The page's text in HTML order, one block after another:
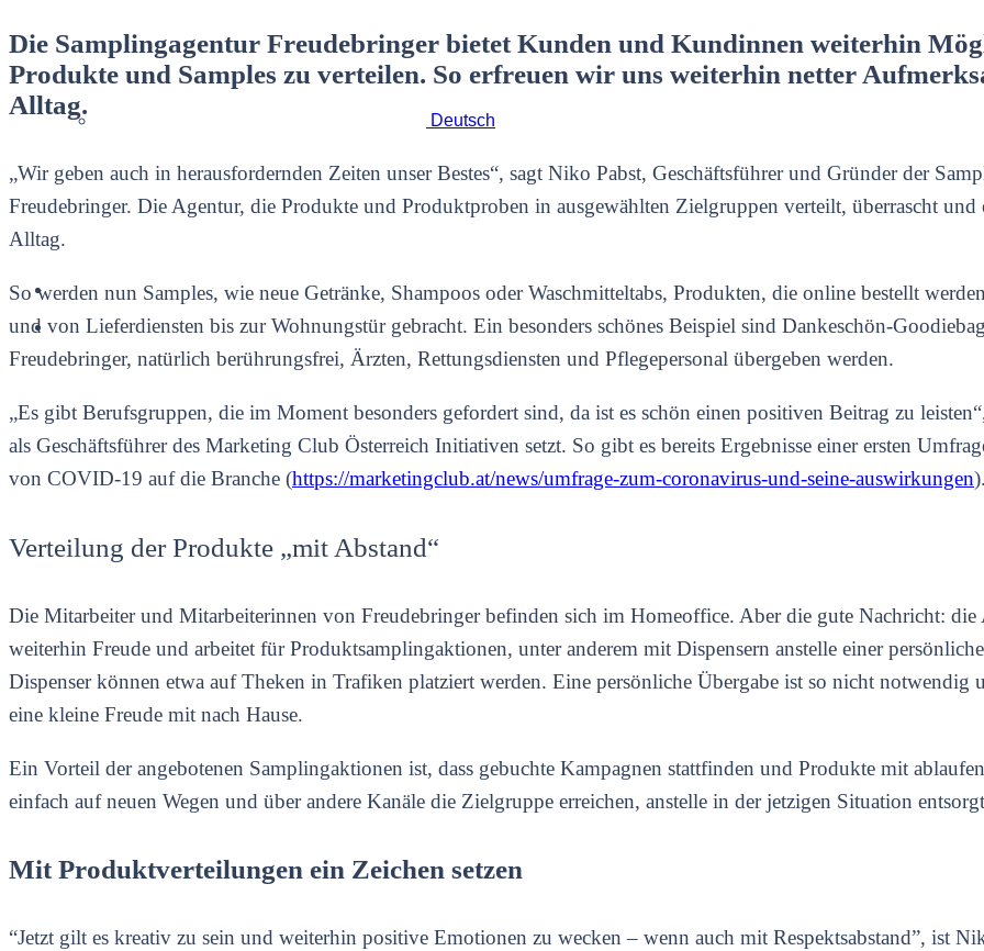
Deutsch
Die Samplingagentur Freudebringer bietet Kunden und Kundinnen weiterhin
Produkte und Samples zu verteilen. So erfreuen wir uns weiterhin netter
Alltag.
„Wir geben auch in herausfordernden Zeiten unser Bestes“, sagt Niko Pabst, Geschäftsführer und Gründer der
Freudebringer. Die Agentur, die Produkte und Produktproben in ausgewählten Zielgruppen verteilt, überrascht
Alltag.
So werden nun Samples, wie neue Getränke, Shampoos oder Waschmitteltabs, Produkten, die online bestellt
und von Lieferdiensten bis zur Wohnungstür gebracht. Ein besonders schönes Beispiel sind Dankeschön-
Freudebringer, natürlich berührungsfrei, Ärzten, Rettungsdiensten und Pflegepersonal übergeben werden.
„Es gibt Berufsgruppen, die im Moment besonders gefordert sind, da ist es schön einen positiven Beitrag zu
als Geschäftsführer des Marketing Club Österreich Initiativen setzt. So gibt es bereits Ergebnisse einer ersten
von COVID-19 auf die Branche (https://marketingclub.at/news/umfrage-zum-coronavirus-und-seine-auswirkungen
Verteilung der Produkte „mit Abstand“
Die Mitarbeiter und Mitarbeiterinnen von Freudebringer befinden sich im Homeoffice. Aber die gute Nachricht:
weiterhin Freude und arbeitet für Produktsamplingaktionen, unter anderem mit Dispensern anstelle einer
Dispenser können etwa auf Theken in Trafiken platziert werden. Eine persönliche Übergabe ist so nicht notwendig
eine kleine Freude mit nach Hause.
Ein Vorteil der angebotenen Samplingaktionen ist, dass gebuchte Kampagnen stattfinden und Produkte mit
einfach auf neuen Wegen und über andere Kanäle die Zielgruppe erreichen, anstelle in der jetzigen Situation
Mit Produktverteilungen ein Zeichen setzen
“Jetzt gilt es kreativ zu sein und weiterhin positive Emotionen zu wecken – wenn auch mit Respektsabstand”, ist